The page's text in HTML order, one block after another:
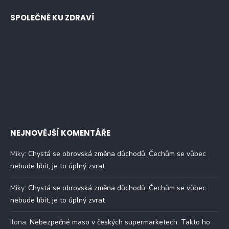
SPOLEČNĚ KU ZDRAVÍ
NEJNOVĚJŠÍ KOMENTÁŘE
Miky: Chystá se obrovská změna důchodů. Čechům se vůbec
nebude líbit, je to úplný zvrat
Miky: Chystá se obrovská změna důchodů. Čechům se vůbec
nebude líbit, je to úplný zvrat
Ilona: Nebezpečné maso v českých supermarketech. Takto ho